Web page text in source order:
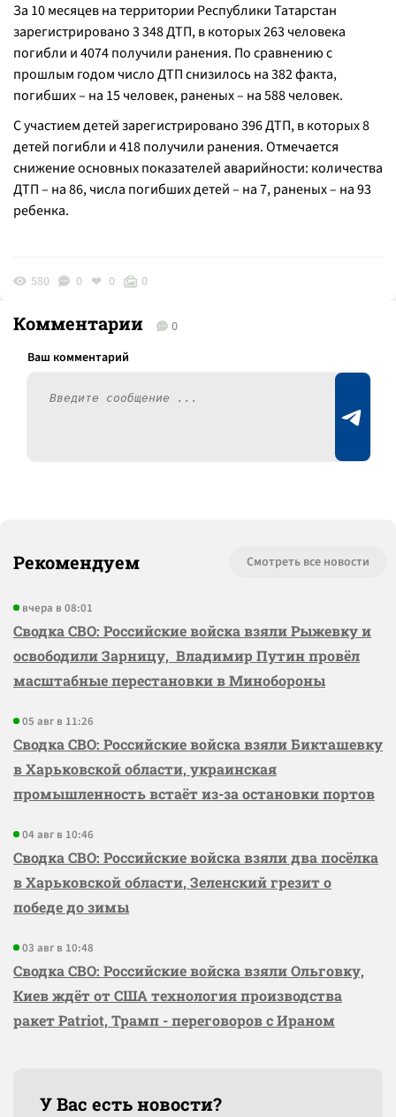
За 10 месяцев на территории Республики Татарстан
зарегистрировано 3 348 ДТП, в которых 263 человека
погибли и 4074 получили ранения. По сравнению с
прошлым годом число ДТП снизилось на 382 факта,
погибших – на 15 человек, раненых – на 588 человек.
С участием детей зарегистрировано 396 ДТП, в которых 8
детей погибли и 418 получили ранения. Отмечается
снижение основных показателей аварийности: количества
ДТП – на 86, числа погибших детей – на 7, раненых – на 93
ребенка.
580 0 0 0
Комментарии 0
Рекомендуем Смотреть все новости
вчера в 08:01
Сводка СВО: Российские войска взяли Рыжевку и
освободили Зарницу, Владимир Путин провёл
масштабные перестановки в Минобороны
05 авг в 11:26
Сводка СВО: Российские войска взяли Бикташевку
в Харьковской области, украинская
промышленность встаёт из-за остановки портов
04 авг в 10:46
Сводка СВО: Российские войска взяли два посёлка
в Харьковской области, Зеленский грезит о
победе до зимы
03 авг в 10:48
Сводка СВО: Российские войска взяли Ольговку,
Киев ждёт от США технология производства
ракет Patriot, Трамп - переговоров с Ираном
У Вас есть новости?